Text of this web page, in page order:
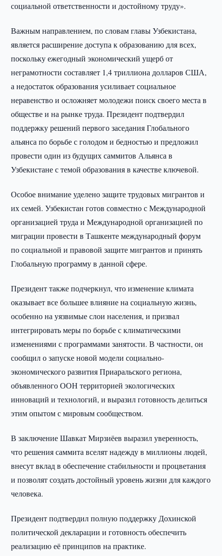
социальной ответственности и достойному труду».
Важным направлением, по словам главы Узбекистана,
является расширение доступа к образованию для всех,
поскольку ежегодный экономический ущерб от
неграмотности составляет 1,4 триллиона долларов США,
а недостаток образования усиливает социальное
неравенство и осложняет молодежи поиск своего места в
обществе и на рынке труда. Президент подтвердил
поддержку решений первого заседания Глобального
альянса по борьбе с голодом и бедностью и предложил
провести один из будущих саммитов Альянса в
Узбекистане с темой образования в качестве ключевой.
Особое внимание уделено защите трудовых мигрантов и
их семей. Узбекистан готов совместно с Международной
организацией труда и Международной организацией по
миграции провести в Ташкенте международный форум
по социальной и правовой защите мигрантов и принять
Глобальную программу в данной сфере.
Президент также подчеркнул, что изменение климата
оказывает все большее влияние на социальную жизнь,
особенно на уязвимые слои населения, и призвал
интегрировать меры по борьбе с климатическими
изменениями с программами занятости. В частности, он
сообщил о запуске новой модели социально-
экономического развития Приаральского региона,
объявленного ООН территорией экологических
инноваций и технологий, и выразил готовность делиться
этим опытом с мировым сообществом.
В заключение Шавкат Мирзиёев выразил уверенность,
что решения саммита вселят надежду в миллионы людей,
внесут вклад в обеспечение стабильности и процветания
и позволят создать достойный уровень жизни для каждого
человека.
Президент подтвердил полную поддержку Дохинской
политической декларации и готовность обеспечить
реализацию её принципов на практике.